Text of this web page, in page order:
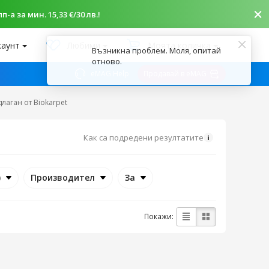
Възникна проблем. Моля, опитай
отново.
а за мин. 15,33 €/30 лв.!
Любими Моята количка
от Biokarpet
Как са подредени резултатите
Производител За
Покажи: